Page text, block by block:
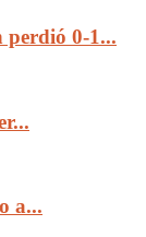
perdió 0-1...
a...